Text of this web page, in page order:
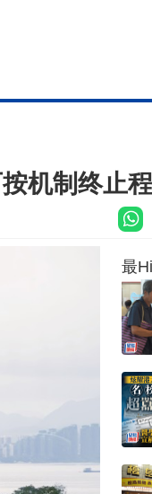
机制终止
最